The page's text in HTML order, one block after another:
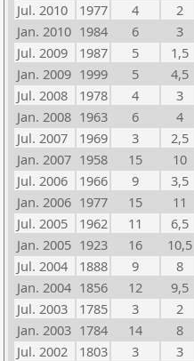
Jul. 2010
1977 4
2
Jan. 2010 1984 6
3
Jul. 2009
1987 5
1,5
Jan. 2009 1999 5
4,5
Jul. 2008
1978 4
3
Jan. 2008 1963 6
4
Jul. 2007
1969 3
2,5
Jan. 2007 1958 15
10
Jul. 2006
1966 9
3,5
Jan. 2006 1977 15
11
Jul. 2005
1962 11
6,5
Jan. 2005 1923 16
10,5
Jul. 2004
1888 9
8
Jan. 2004 1856 12
9,5
Jul. 2003
1785 3
2
Jan. 2003 1784 14
8
Jul. 2002
1803 3
3